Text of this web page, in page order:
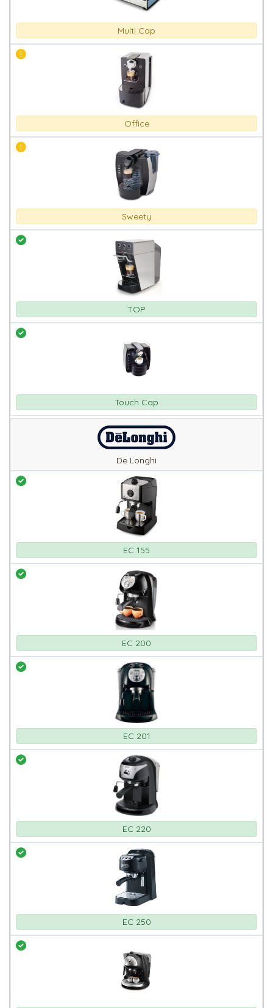
Multi Cap
Office
Sweety
TOP
Touch Cap
De Longhi
EC 155
EC 200
EC 201
EC 220
EC 250